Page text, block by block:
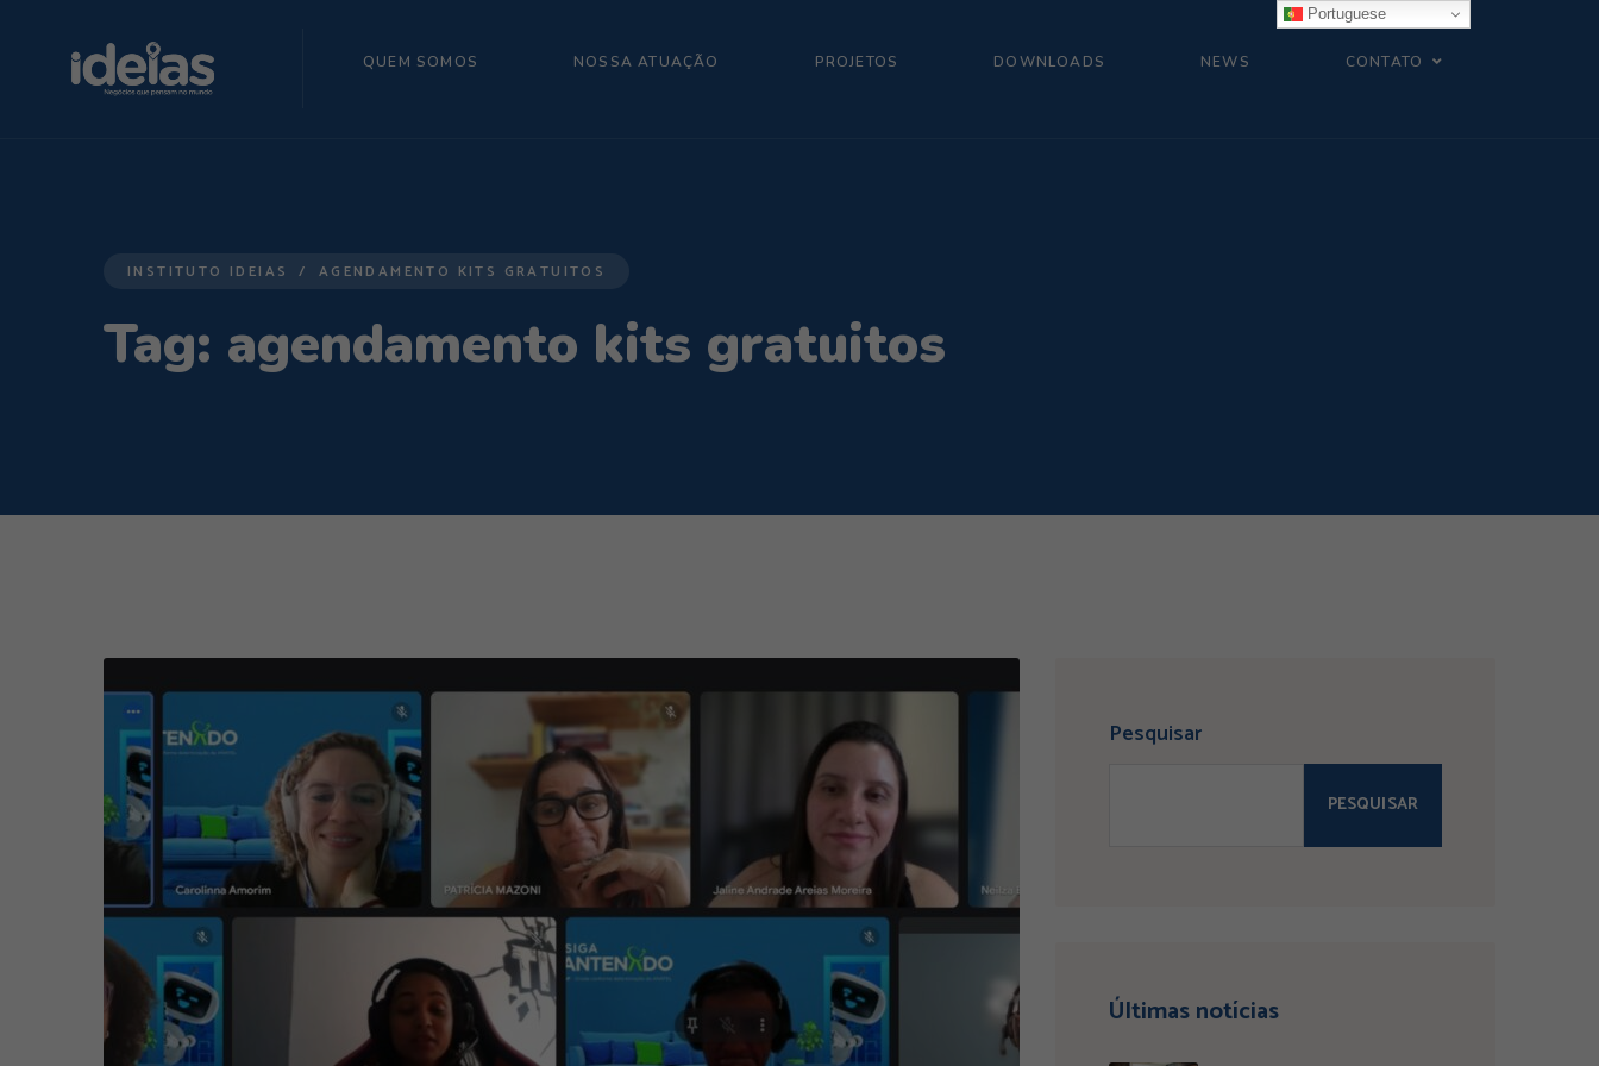
QUEM SOMOS NOSSA ATUAÇÃO PROJETOS DOWNLOADS NEWS CONTATO
INSTITUTO IDEIAS AGENDAMENTO KITS GRATUITOS
Tag: agendamento kits gratuitos
Pesquisar
PESQUISAR
Últimas notícias
Portuguese